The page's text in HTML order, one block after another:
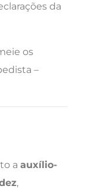
da
os
–
a auxílio-
,